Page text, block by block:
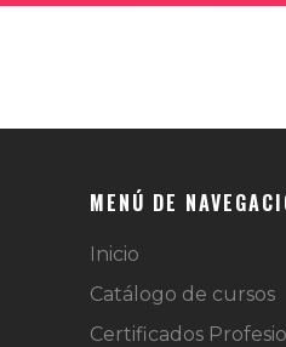
MENÚ DE
Inicio
Catálogo de cursos
Certificados